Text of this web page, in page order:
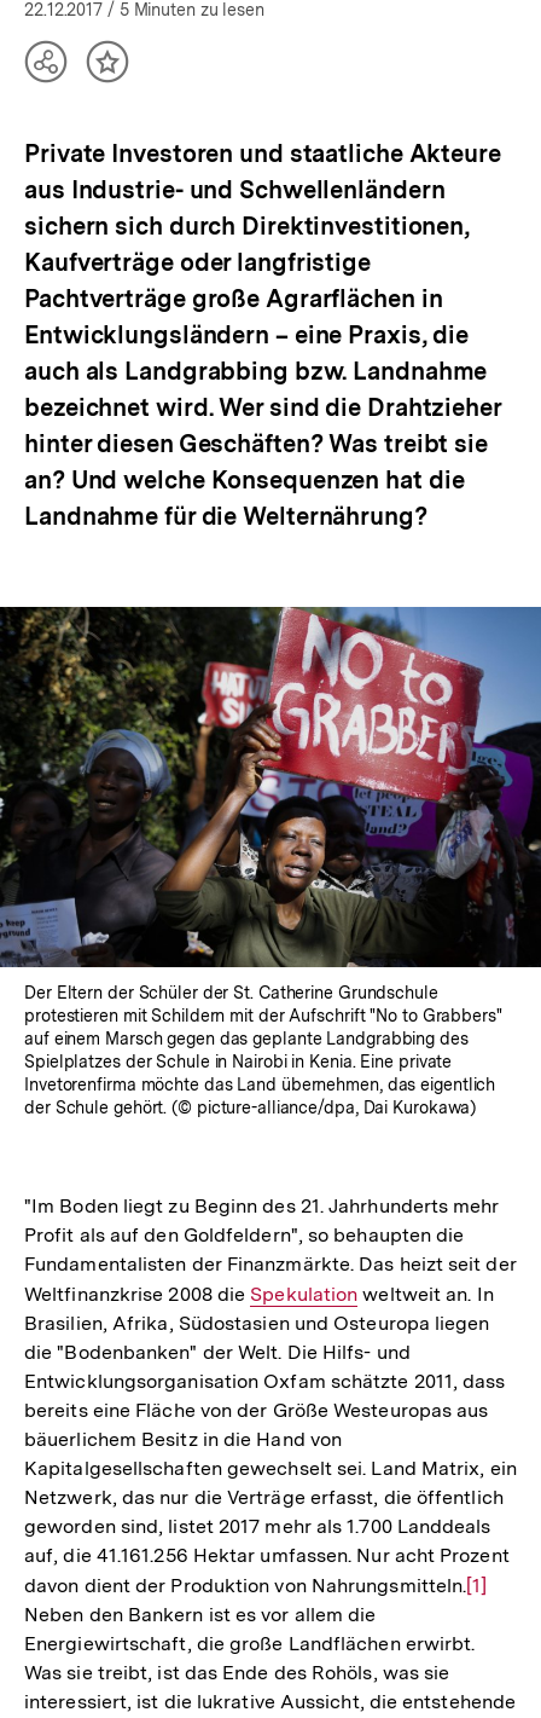
öffnen
22.12.2017 / 5 Minuten zu lesen
TeilenInhalt
Private Investoren und staatliche Akteure
aus Industrie- und Schwellenländern
sichern sich durch Direktinvestitionen,
Kaufverträge oder langfristige
Pachtverträge große Agrarflächen in
Entwicklungsländern – eine Praxis, die
auch als Landgrabbing bzw. Landnahme
bezeichnet wird. Wer sind die Drahtzieher
hinter diesen Geschäften? Was treibt sie
an? Und welche Konsequenzen hat die
Landnahme für die Welternährung?
Der Eltern der Schüler der St. Catherine Grundschule
protestieren mit Schildern mit der Aufschrift "No to Grabbers"
auf einem Marsch gegen das geplante Landgrabbing des
Spielplatzes der Schule in Nairobi in Kenia. Eine private
Invetorenfirma möchte das Land übernehmen, das eigentlich
der Schule gehört. (© picture-alliance/dpa, Dai Kurokawa)
"Im Boden liegt zu Beginn des 21. Jahrhunderts mehr
Profit als auf den Goldfeldern", so behaupten die
Fundamentalisten der Finanzmärkte. Das heizt seit der
Weltfinanzkrise 2008 die Interner
Link:
Spekulation weltweit an. In
Brasilien, Afrika, Südostasien und Osteuropa liegen
die "Bodenbanken" der Welt. Die Hilfs- und
Entwicklungsorganisation Oxfam schätzte 2011, dass
bereits eine Fläche von der Größe Westeuropas aus
bäuerlichem Besitz in die Hand von
Kapitalgesellschaften gewechselt sei. Land Matrix, ein
Netzwerk, das nur die Verträge erfasst, die öffentlich
geworden sind, listet 2017 mehr als 1.700 Landdeals
auf, die 41.161.256 Hektar umfassen. Nur acht Prozent
davon dient der Produktion von Nahrungsmitteln.Zur
der
[1]
Neben den Bankern ist es vor allem die
Energiewirtschaft, die große Landflächen erwirbt.
Was sie treibt, ist das Ende des Rohöls, was sie
interessiert, ist die lukrative Aussicht, die entstehende